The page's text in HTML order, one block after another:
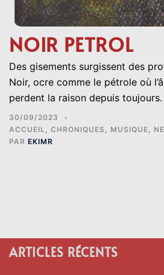
NOIR PETROL
Des gisements surgissent des
Noir, ocre comme le pétrole où
perdent la raison depuis
30/09/2023
ACCUEIL, CHRONIQUES , MUSIQUE,
PAR EKIMR
ARTICLES RÉCENTS